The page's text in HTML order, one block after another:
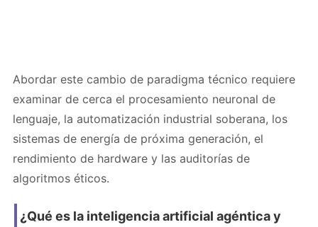
Abordar este cambio de paradigma técnico requiere
examinar de cerca el procesamiento neuronal de
lenguaje, la automatización industrial soberana, los
sistemas de energía de próxima generación, el
rendimiento de hardware y las auditorías de
algoritmos éticos.
¿Qué es la inteligencia artificial agéntica y